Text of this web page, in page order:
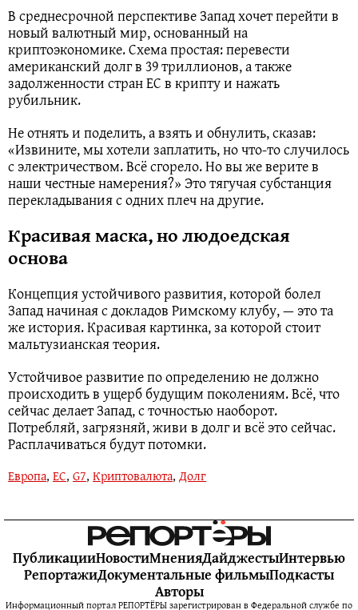
В среднесрочной перспективе Запад хочет перейти в
новый валютный мир, основанный на
криптоэкономике. Схема простая: перевести
американский долг в 39 триллионов, а также
задолженности стран ЕС в крипту и нажать
рубильник.
Не отнять и поделить, а взять и обнулить, сказав:
«Извините, мы хотели заплатить, но что-то случилось
с электричеством. Всё сгорело. Но вы же верите в
наши честные намерения?» Это тягучая субстанция
перекладывания с одних плеч на другие.
Красивая маска, но людоедская
основа
Концепция устойчивого развития, которой болел
Запад начиная с докладов Римскому клубу, — это та
же история. Красивая картинка, за которой стоит
мальтузианская теория.
Устойчивое развитие по определению не должно
происходить в ущерб будущим поколениям. Всё, что
сейчас делает Запад, с точностью наоборот.
Потребляй, загрязняй, живи в долг и всё это сейчас.
Расплачиваться будут потомки.
Европа, ЕС, G7, Криптовалюта, Долг
ПубликацииНовостиМненияДайджестыИнтервью
РепортажиДокументальные фильмыПодкасты
Авторы
Информационный портал РЕПОРТЁРЫ зарегистрирован в Федеральной службе по